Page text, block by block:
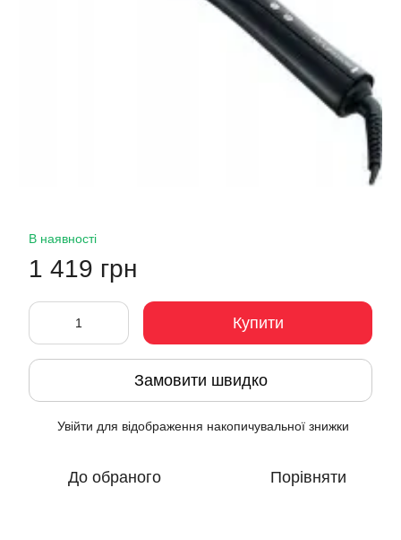
В наявності
1 419 грн
Купити
Замовити швидко
Увійти для відображення накопичувальної знижки
До обраного Порівняти